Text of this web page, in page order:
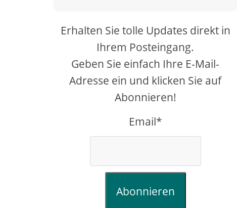
Erhalten Sie tolle Updates direkt in
Ihrem Posteingang.
Geben Sie einfach Ihre E-Mail-
Adresse ein und klicken Sie auf
Abonnieren!
Email*
Abonnieren